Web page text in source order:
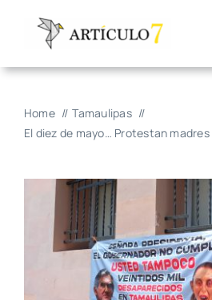
Home
Tamaulipas
El diez de mayo… Protestan